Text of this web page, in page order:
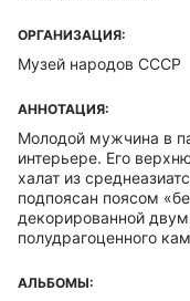
ОРГАНИЗАЦИЯ:
Музей народов СССР
АННОТАЦИЯ:
Молодой мужчина в
интерьере. Его
халат из
подпоясан поясом
декорированной
полудрагоценного
АЛЬБОМЫ: